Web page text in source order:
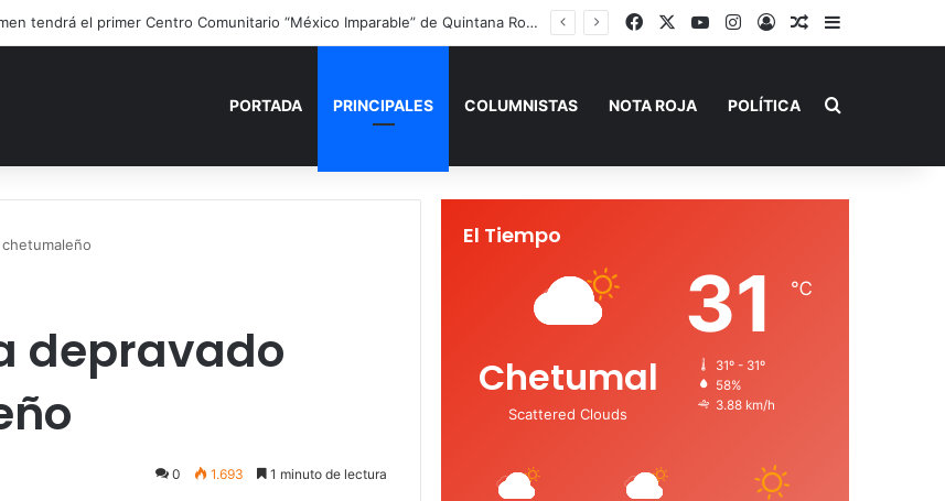
Playa del Carmen tendrá el primer Centro Comunitario “México Imparable” de Quintana Roo: Mara Lezama FacebookYouTubeInstagram
AccesoPublicación al
Barra lateral
PORTADA PRINCIPALES COLUMNISTAS NOTA ROJA POLÍTICA Buscar por
depravado
0 1.693 1 minuto de lectura
El Tiempo
Chetumal
Scattered Clouds
31 ℃
31º - 31º
58%
3.88 km/h